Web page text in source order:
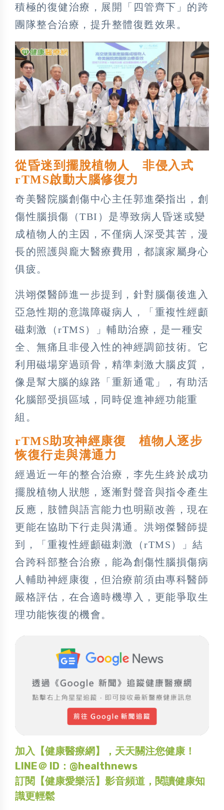
積極的復健治療，展開「四管齊下」的跨
團隊整合治療，提升整體復甦效果。
從昏迷到擺脫植物人 非侵入式
rTMS啟動大腦修復力
奇美醫院腦創傷中心主任郭進榮指出，創
傷性腦損傷（TBI）是導致病人昏迷或變
成植物人的主因，不僅病人深受其苦，漫
長的照護與龐大醫療費用，都讓家屬身心
俱疲。
洪翊傑醫師進一步提到，針對腦傷後進入
亞急性期的意識障礙病人，「重複性經顱
磁刺激（rTMS）」輔助治療，是一種安
全、無痛且非侵入性的神經調節技術。它
利用磁場穿過頭骨，精準刺激大腦皮質，
像是幫大腦的線路「重新通電」，有助活
化腦部受損區域，同時促進神經功能重
組。
rTMS助攻神經康復 植物人逐步
恢復行走與溝通力
經過近一年的整合治療，李先生終於成功
擺脫植物人狀態，逐漸對聲音與指令產生
反應，肢體與語言能力也明顯改善，現在
更能在協助下行走與溝通。洪翊傑醫師提
到，「重複性經顱磁刺激（rTMS）」結
合跨科部整合治療，能為創傷性腦損傷病
人輔助神經康復，但治療前須由專科醫師
嚴格評估，在合適時機導入，更能爭取生
理功能恢復的機會。
加入【健康醫療網】，天天關注您健康！
LINE＠ ID：@healthnews
訂閱【健康愛樂活】影音頻道，閱讀健康知
識更輕鬆